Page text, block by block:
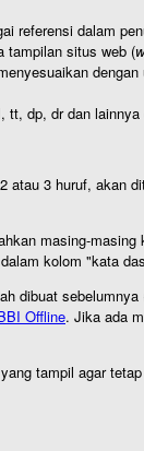
referensi dalam
tampilan situs web (
dp, dr dan
3 huruf,
masing-
kolom "kata
dibuat
Offline. Jika ada
tampil agar